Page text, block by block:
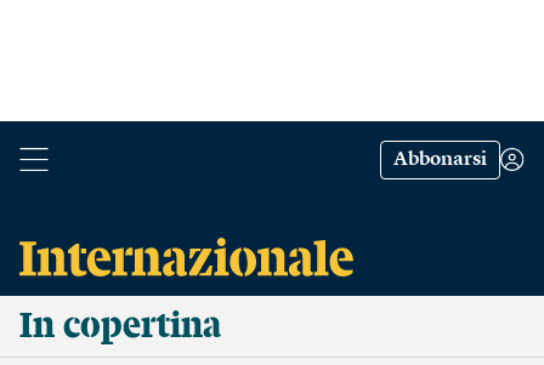
Abbonarsi
In copertina